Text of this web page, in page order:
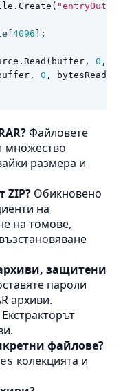
. Create (
4096 ];
. Read ( buffer , 0 ,
, 0 , bytesRead
Файловете
множество
размера и
ZIP? Обикновено
на
на томове,
защитени
пароли
архиви.
Екстракторът
файлове?
колекцията и